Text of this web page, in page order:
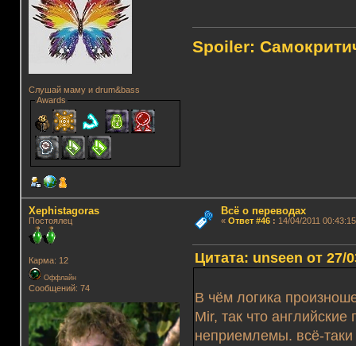
Слушай маму и drum&bass
Awards
Spoiler:
Xephistagoras
Постоялец
Карма: 12
Оффлайн
Сообщений: 74
Всё о переводах
« Ответ #46: 14/04/2011
Цитата: unseen от 27/
В чём логика
Mir, так что
неприемлемы. всё-